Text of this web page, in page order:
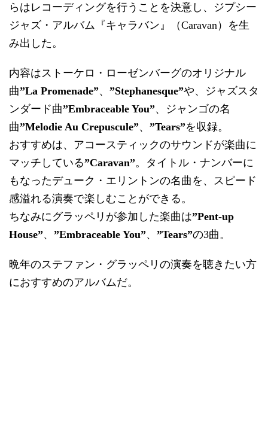
らはレコーディングを行うことを決意し、ジプシー
ジャズ・アルバム『キャラバン』（Caravan）を生
み出した。
内容はストーケロ・ローゼンバーグのオリジナル
曲”La Promenade”、 ”Stephanesque”や、ジャズスタ
ンダード曲”Embraceable You”、ジャンゴの名
曲”Melodie Au Crepuscule”、 ”Tears”を収録。
おすすめは、アコースティックのサウンドが楽曲に
マッチしている”Caravan”。タイトル・ナンバーに
もなったデューク・エリントンの名曲を、スピード
感溢れる演奏で楽しむことができる。
ちなみにグラッペリが参加した楽曲は”Pent-up
House”、 ”Embraceable You”、 ”Tears”の3曲。
晩年のステファン・グラッペリの演奏を聴きたい方
におすすめのアルバムだ。